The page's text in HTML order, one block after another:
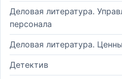
Деловая литература.
персонала
Деловая литература.
Детектив